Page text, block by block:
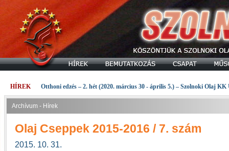
HÍREK Otthoni edzés – 2. hét (2020. március 30 - április 5.) – Szolnoki Olaj KK
Archívum - Hírek
Olaj Cseppek 2015-2016 / 7. szám
2015. 10. 31.